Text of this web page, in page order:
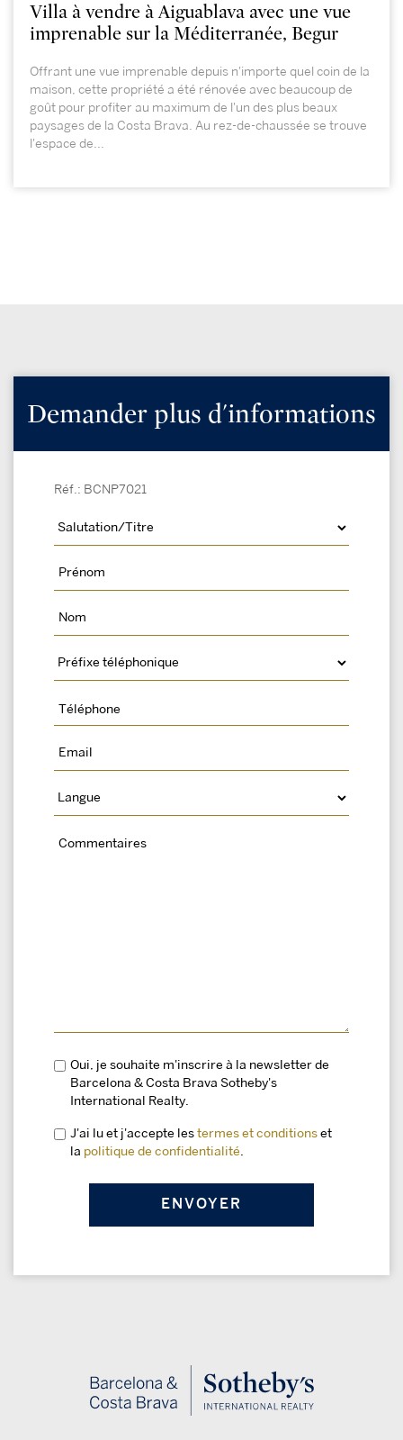
Villa à vendre à Aiguablava avec une vue
imprenable sur la Méditerranée, Begur
Offrant une vue imprenable depuis n'importe quel coin de la
maison, cette propriété a été rénovée avec beaucoup de
goût pour profiter au maximum de l'un des plus beaux
paysages de la Costa Brava. Au rez-de-chaussée se trouve
l'espace de...
Demander plus d'informations
Réf.: BCNP7021
Oui, je souhaite m'inscrire à la newsletter de
Barcelona & Costa Brava Sotheby's
International Realty.
J'ai lu et j'accepte les termes et conditions et
la politique de confidentialité